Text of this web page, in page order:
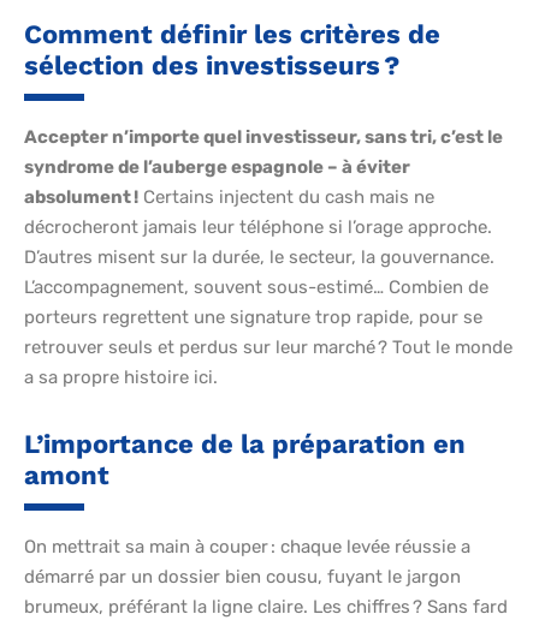
Comment définir les critères de
sélection des investisseurs ?
Accepter n’importe quel investisseur, sans tri, c’est le
syndrome de l’auberge espagnole – à éviter
absolument ! Certains injectent du cash mais ne
décrocheront jamais leur téléphone si l’orage approche.
D’autres misent sur la durée, le secteur, la gouvernance.
L’accompagnement, souvent sous-estimé… Combien de
porteurs regrettent une signature trop rapide, pour se
retrouver seuls et perdus sur leur marché ? Tout le monde
a sa propre histoire ici.
L’importance de la préparation en
amont
On mettrait sa main à couper : chaque levée réussie a
démarré par un dossier bien cousu, fuyant le jargon
brumeux, préférant la ligne claire. Les chiffres ? Sans fard